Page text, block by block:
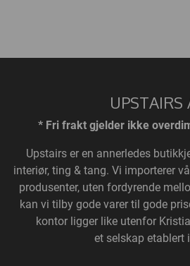
UPSTAIRS
* Fri frakt gjelder ikke
Upstairs er en annerledes
interiør, ting & tang. Vi importerer
produsenter, uten fordyrende
kan vi tilby gode varer til gode
kontor ligger like utenfor
et selskap etablert